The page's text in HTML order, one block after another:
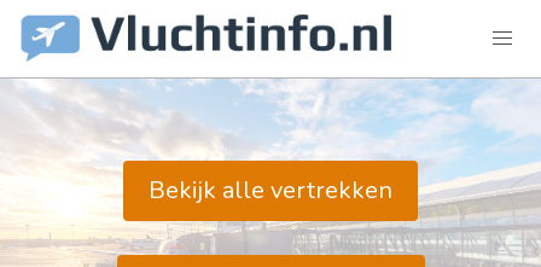
Bekijk alle vertrekken